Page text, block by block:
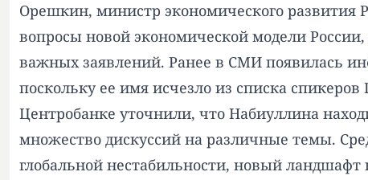
Орешкин, министр экономического
вопросы новой экономической модели
важных заявлений. Ранее в СМИ появилась
поскольку ее имя исчезло из списка
Центробанке уточнили, что Набиуллина
множество дискуссий на различные темы.
глобальной нестабильности, новый